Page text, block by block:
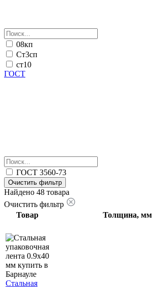
08кп
Ст3сп
ст10
ГОСТ
ГОСТ 3560-73
Очистить фильтр
Найдено 48 товара
Очистить фильтр
Товар
Толщина, мм
Стальная